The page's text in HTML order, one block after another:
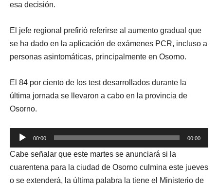
esa decisión.
El jefe regional prefirió referirse al aumento gradual que
se ha dado en la aplicación de exámenes PCR, incluso a
personas asintomáticas, principalmente en Osorno.
El 84 por ciento de los test desarrollados durante la
última jornada se llevaron a cabo en la provincia de
Osorno.
Reproductor
de
audio
00:00 00:00
Cabe señalar que este martes se anunciará si la
cuarentena para la ciudad de Osorno culmina este jueves
o se extenderá, la última palabra la tiene el Ministerio de